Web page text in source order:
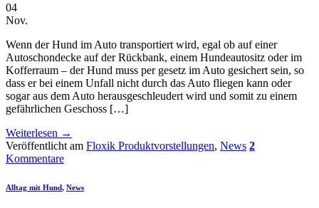
04
Nov.
Wenn der Hund im Auto transportiert wird, egal ob auf einer
Autoschondecke auf der Rückbank, einem Hundeautositz oder im
Kofferraum – der Hund muss per gesetz im Auto gesichert sein, so
dass er bei einem Unfall nicht durch das Auto fliegen kann oder
sogar aus dem Auto herausgeschleudert wird und somit zu einem
gefährlichen Geschoss […]
Weiterlesen →
Veröffentlicht am Floxik Produktvorstellungen, News 2
Kommentare
Alltag mit Hund, News